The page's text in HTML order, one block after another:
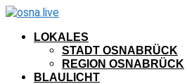
LOKALES
STADT OSNABRÜCK
REGION OSNABRÜCK
BLAULICHT